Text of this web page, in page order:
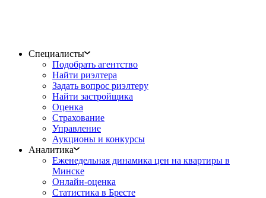
Специалисты
Подобрать агентство
Найти риэлтера
Задать вопрос риэлтеру
Найти застройщика
Оценка
Страхование
Управление
Аукционы и конкурсы
Аналитика
Еженедельная динамика цен на квартиры в
Минске
Онлайн-оценка
Статистика в Бресте